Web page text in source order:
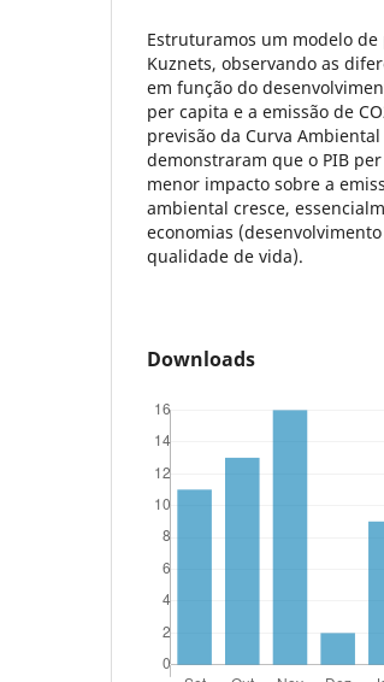
Estruturamos um modelo
Kuznets, observando as
em função do
per capita e a emissão de
previsão da Curva
demonstraram que o PIB
menor impacto sobre a
ambiental cresce,
economias
qualidade de vida).
Downloads